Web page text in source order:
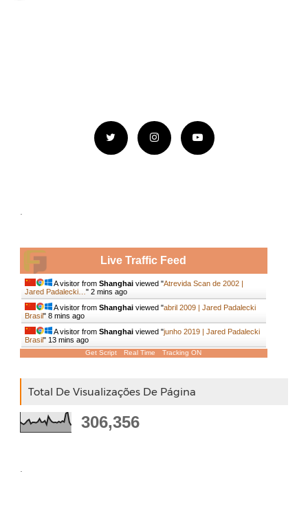
.
Live Traffic Feed
A visitor from Shanghaiviewed "Atrevida Scan de 2002 |
Jared Padalecki… " 2 mins ago
A visitor from Shanghaiviewed "abril 2009 | Jared Padalecki
Brasil" 8 mins ago
A visitor from Shanghaiviewed "junho 2019 | Jared Padalecki
Brasil" 13 mins ago
Get Script Real Time Tracking ON
Total De Visualizações De Página
306,356
.